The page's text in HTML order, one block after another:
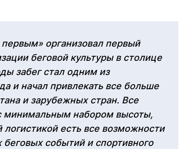
организовал первый
беговой культуры в столице
забег стал одним из
и начал привлекать все больше
и зарубежных стран. Все
минимальным набором высоты,
есть все возможности
событий и спортивного